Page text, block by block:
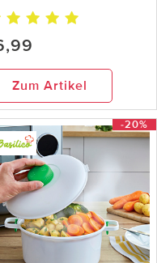
Zum Artikel
-20%